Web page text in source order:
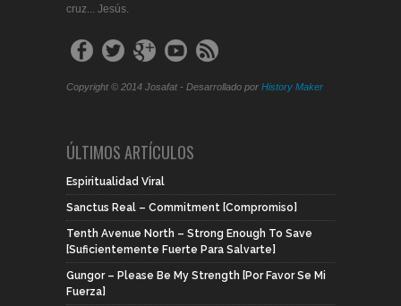
cruz... Jesús.
Copyright © 2014 Josafat - Desarrollado por History Maker
ÚLTIMOS ARTÍCULOS
Espiritualidad Viral
Sanctus Real – Commitment [Compromiso]
Tenth Avenue North – Strong Enough To Save
[Suficientemente Fuerte Para Salvarte]
Gungor – Please Be My Strength [Por Favor Se Mi
Fuerza]